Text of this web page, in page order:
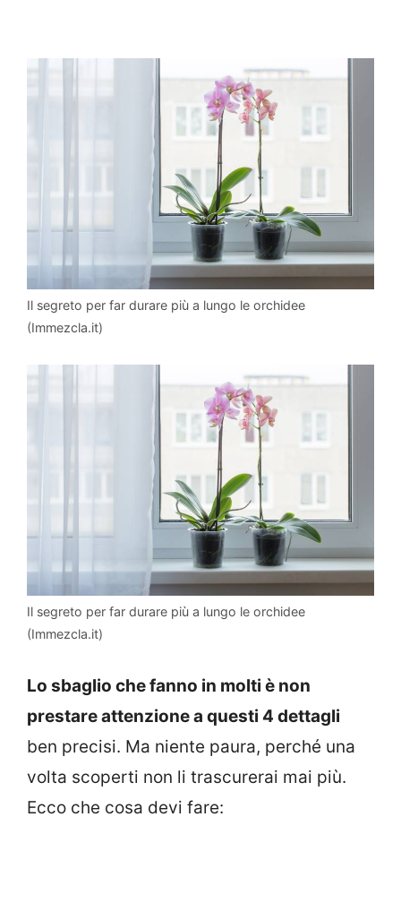
Il segreto per far durare più a lungo le orchidee
(Immezcla.it)
Il segreto per far durare più a lungo le orchidee
(Immezcla.it)
Lo sbaglio che fanno in molti è non
prestare attenzione a questi 4 dettagli
ben precisi. Ma niente paura, perché una
volta scoperti non li trascurerai mai più.
Ecco che cosa devi fare: